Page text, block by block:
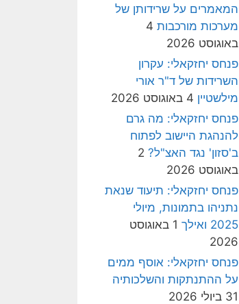
המאמרים על שרידותן של
מערכות מורכבות 4
באוגוסט 2026
פנחס יחזקאלי: עקרון
השרידות של ד"ר אורי
מילשטיין 4 באוגוסט 2026
פנחס יחזקאלי: מה גרם
להנהגת היישוב לפתוח
ב'סזון' נגד האצ"ל? 2
באוגוסט 2026
פנחס יחזקאלי: תיעוד שנאת
נתניהו בתמונות, מיולי
2025 ואילך
1 באוגוסט
2026
פנחס יחזקאלי: אוסף ממים
על ההתנתקות והשלכותיה
31 ביולי 2026